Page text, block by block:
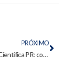
PRÓXIMO
Discursiva Polícia Científica PR: como gabaritar e última prova resolvida